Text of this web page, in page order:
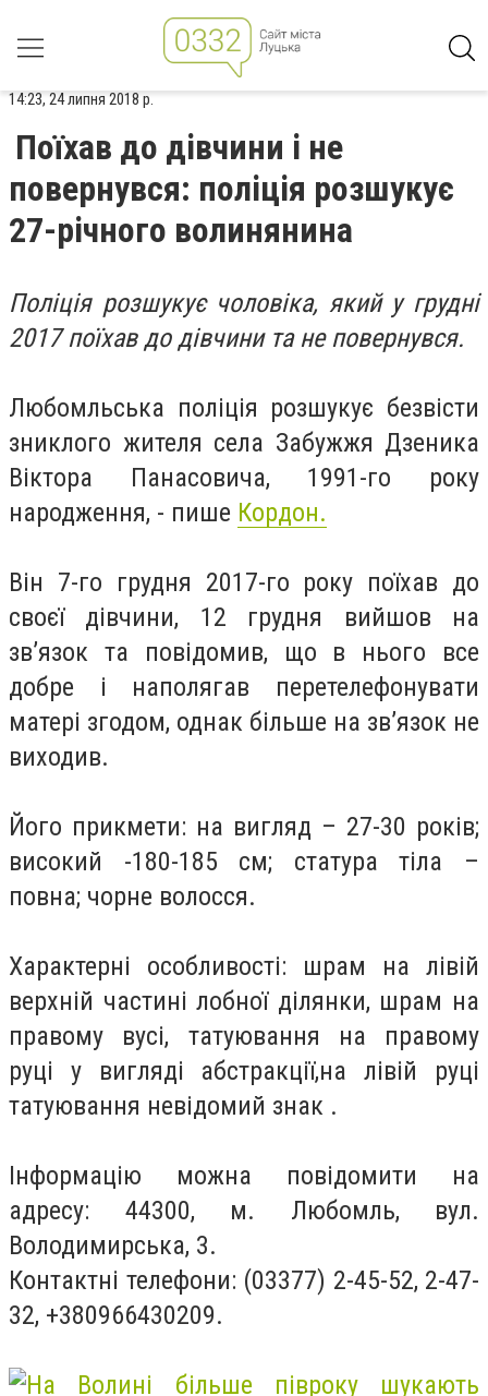
14:23, 24 липня 2018 р.
Поїхав до дівчини і не
повернувся: поліція розшукує
27-річного волинянина
Поліція розшукує чоловіка, який у грудні
2017 поїхав до дівчини та не повернувся.
Любомльська поліція розшукує безвісти
зниклого жителя села Забужжя Дзеника
Віктора Панасовича, 1991-го року
народження, - пише Кордон.
Він 7-го грудня 2017-го року поїхав до
своєї дівчини, 12 грудня вийшов на
зв’язок та повідомив, що в нього все
добре і наполягав перетелефонувати
матері згодом, однак більше на зв’язок не
виходив.
Його прикмети: на вигляд – 27-30 років;
високий -180-185 см; статура тіла –
повна; чорне волосся.
Характерні особливості: шрам на лівій
верхній частині лобної ділянки, шрам на
правому вусі, татуювання на правому
руці у вигляді абстракції,на лівій руці
татуювання невідомий знак .
Інформацію можна повідомити на
адресу: 44300, м. Любомль, вул.
Володимирська, 3.
Контактні телефони: (03377) 2-45-52, 2-47-
32, +380966430209.